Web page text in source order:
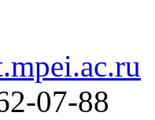
07-88